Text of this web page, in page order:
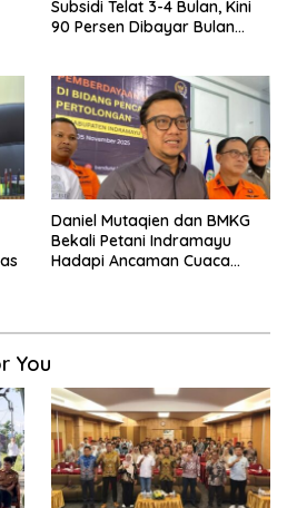
Subsidi Telat 3-4 Bulan, Kini
90 Persen Dibayar Bulan
Daniel Mutaqien dan BMKG
Bekali Petani Indramayu
Hadapi Ancaman Cuaca
You